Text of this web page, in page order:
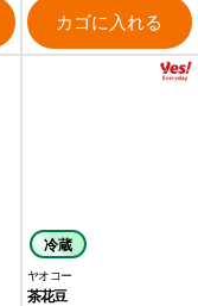
カゴに入れる
冷蔵
ヤオコー
茶花豆